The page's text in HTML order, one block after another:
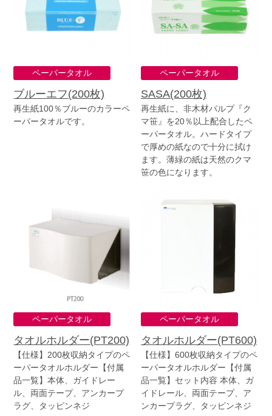
ペーパータオル
ブルーエフ(200枚)
再生紙100％ブルーのカラーペ
ーパータオルです。
ペーパータオル
SASA(200枚)
再生紙に、非木材パルプ『ク
マ笹』を20％以上配合したペ
ーパータオル。ハードタイプ
で厚めの紙なので十分に拭け
ます。薄緑の紙は天然のクマ
笹の色になります。
ペーパータオル
タオルホルダー(PT200)
【仕様】200枚収納タイプのペ
ーパータオルホルダー【付属
品一覧】本体、ガイドレー
ル、両面テープ、アンカープ
ラグ、タッピンネジ
ペーパータオル
タオルホルダー(PT600)
【仕様】600枚収納タイプのペ
ーパータオルホルダー【付属
品一覧】セット内容 本体、ガ
イドレール、両面テープ、ア
ンカープラグ、タッピンネジ